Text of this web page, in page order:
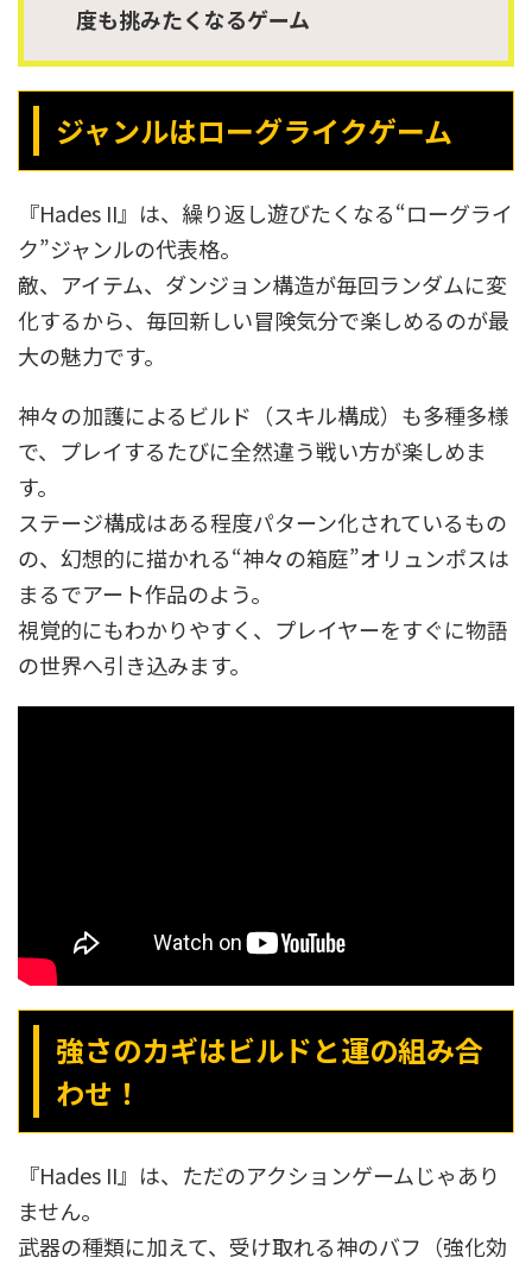
度も挑みたくなるゲーム
ジャンルはローグライクゲーム
『Hades II』は、繰り返し遊びたくなる“ローグライ
ク”ジャンルの代表格。
敵、アイテム、ダンジョン構造が毎回ランダムに変
化するから、毎回新しい冒険気分で楽しめるのが最
大の魅力です。
神々の加護によるビルド（スキル構成）も多種多様
で、プレイするたびに全然違う戦い方が楽しめま
す。
ステージ構成はある程度パターン化されているもの
の、幻想的に描かれる“神々の箱庭”オリュンポスは
まるでアート作品のよう。
視覚的にもわかりやすく、プレイヤーをすぐに物語
の世界へ引き込みます。
強さのカギはビルドと運の組み合
わせ！
『Hades II』は、ただのアクションゲームじゃあり
ません。
武器の種類に加えて、受け取れる神のバフ（強化効